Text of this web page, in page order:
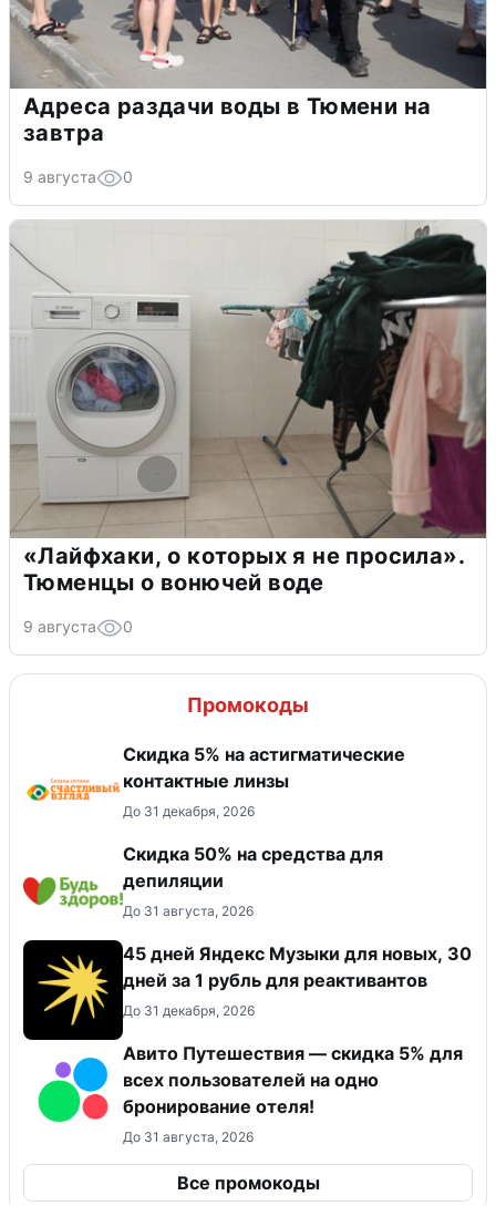
Адреса раздачи воды в Тюмени на
завтра
9 августа 0
«Лайфхаки, о которых я не просила».
Тюменцы о вонючей воде
9 августа 0
Промокоды
Скидка 5% на астигматические
контактные линзы
До 31 декабря, 2026
Скидка 50% на средства для
депиляции
До 31 августа, 2026
45 дней Яндекс Музыки для новых, 30
дней за 1 рубль для реактивантов
До 31 декабря, 2026
Авито Путешествия — скидка 5% для
всех пользователей на одно
бронирование отеля!
До 31 августа, 2026
Все промокоды